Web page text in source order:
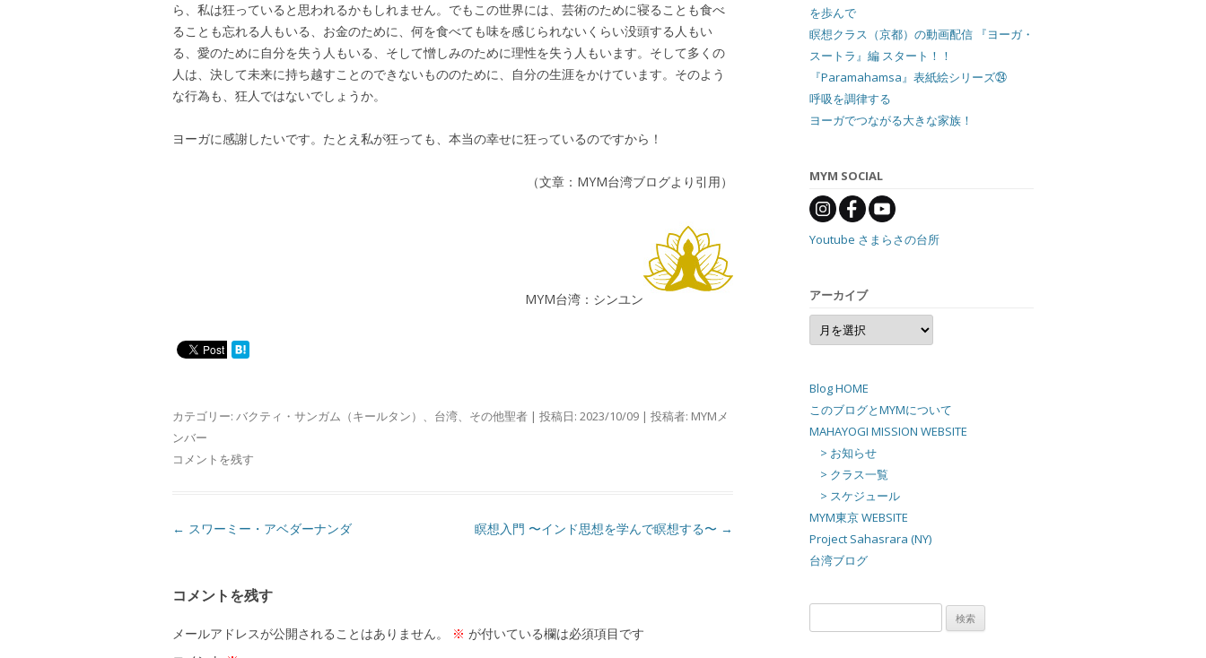
ら、私は狂っていると思われるかもしれません。でもこの世界には、芸術のために寝ることも食べ
ることも忘れる人もいる、お金のために、何を食べても味を感じられないくらい没頭する人もい
る、愛のために自分を失う人もいる、そして憎しみのために理性を失う人もいます。そして多くの
人は、決して未来に持ち越すことのできないもののために、自分の生涯をかけています。そのよう
な行為も、狂人ではないでしょうか。
ヨーガに感謝したいです。たとえ私が狂っても、本当の幸せに狂っているのですから！
（文章：MYM台湾ブログより引用）
MYM台湾：シンユン
カテゴリー: バクティ・サンガム（キールタン） 、 台湾、 その他聖者 | 投稿日: 2023/10/09 | 投稿者: MYMメ
ンバー
コメントを残す
投
ビ
ゲ
ー
← スワーミー・アベダーナンダ 瞑想入門 〜インド思想を学んで瞑想する〜 →
コメントを残す
メールアドレスが公開されることはありません。 ※ が付いている欄は必須項目です
を歩んで
瞑想クラス（京都）の動画配信 『ヨーガ・
スートラ』編 スタート！！
『Paramahamsa』表紙絵シリーズ㉔
呼吸を調律する
ヨーガでつながる大きな家族！
MYM SOCIAL
Youtube さまらさの台所
アーカイブ
ア
ー
カ
Blog HOME
このブログとMYMについて
MAHAYOGI MISSION WEBSITE
> お知らせ
> クラス一覧
> スケジュール
MYM東京 WEBSITE
Project Sahasrara (NY)
台湾ブログ
索: